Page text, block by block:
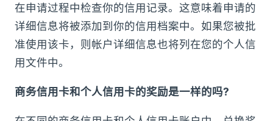
在申请过程中检查你的信用记录。这意味着申请的
详细信息将被添加到你的信用档案中。如果您被批
准使用该卡，则帐户详细信息也将列在您的个人信
用文件中。
商务信用卡和个人信用卡的奖励是一样的吗?